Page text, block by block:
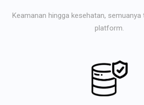
Keamanan hingga kesehatan,
platform.